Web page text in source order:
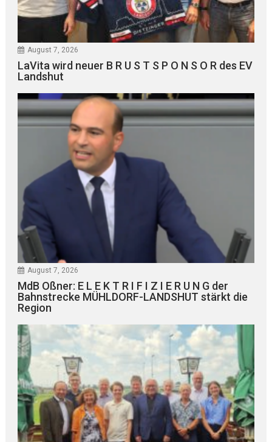
August 7, 2026
LaVita wird neuer B R U S T S P O N S O R des EV
Landshut
August 7, 2026
MdB Oßner: E L E K T R I F I Z I E R U N G der
Bahnstrecke MÜHLDORF-LANDSHUT stärkt die
Region